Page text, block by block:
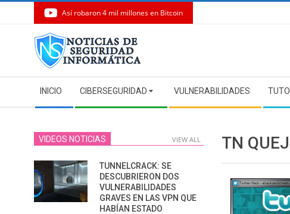
Así robaron 4 mil millones en Bitcoin
Navigation
Menu
INICIO CIBERSEGURIDAD VULNERABILIDADES
TN
VIDEOS NOTICIAS VIEW ALL
TUNNELCRACK: SE
DESCUBRIERON DOS
VULNERABILIDADES
GRAVES EN LAS VPN QUE
HABÍAN ESTADO